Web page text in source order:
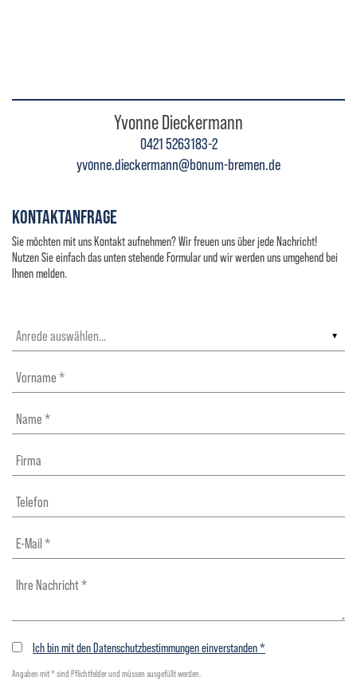
Yvonne Dieckermann
0421 5263183-2
yvonne.dieckermann@bonum-bremen.de
KONTAKTANFRAGE
Sie möchten mit uns Kontakt aufnehmen? Wir freuen uns über jede Nachricht!
Nutzen Sie einfach das unten stehende Formular und wir werden uns umgehend bei
Ihnen melden.
Ich bin mit den Datenschutzbestimmungen einverstanden *
Angaben mit * sind Pflichtfelder und müssen ausgefüllt werden.